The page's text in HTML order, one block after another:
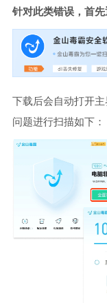
针对此类错误，首先
下载后会自动打开
问题进行扫描如下：